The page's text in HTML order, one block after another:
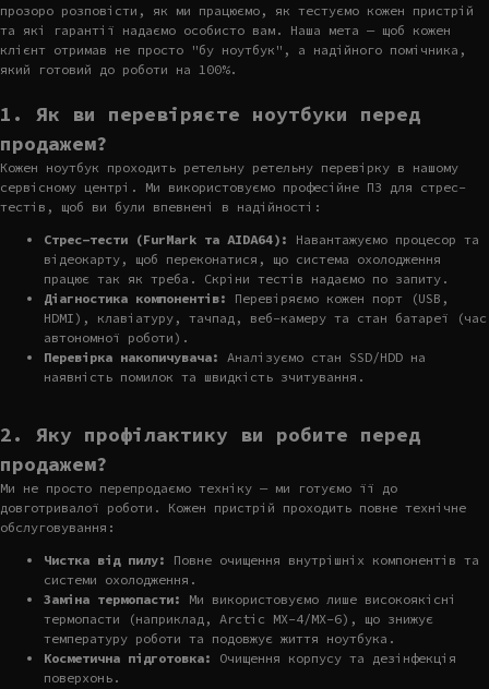
прозоро розповісти, як ми працюємо, як тестуємо кожен пристрій
та які гарантії надаємо особисто вам. Наша мета — щоб кожен
клієнт отримав не просто "бу ноутбук", а надійного помічника,
який готовий до роботи на 100%.
1. Як ви перевіряєте ноутбуки перед
продажем?
Кожен ноутбук проходить ретельну ретельну перевірку в нашому
сервісному центрі. Ми використовуємо професійне ПЗ для стрес-
тестів, щоб ви були впевнені в надійності:
Стрес-тести (FurMark та AIDA64):
Навантажуємо процесор та
відеокарту, щоб переконатися, що система охолодження
працює так як треба. Скріни тестів надаємо по запиту.
Діагностика компонентів:
Перевіряємо кожен порт (USB,
HDMI), клавіатуру, тачпад, веб-камеру та стан батареї (час
автономної роботи).
Перевірка накопичувача:
Аналізуємо стан SSD/HDD на
наявність помилок та швидкість зчитування.
2. Яку профілактику ви робите перед
продажем?
Ми не просто перепродаємо техніку — ми готуємо її до
довготривалої роботи. Кожен пристрій проходить повне технічне
обслуговування:
Чистка від пилу:
Повне очищення внутрішніх компонентів та
системи охолодження.
Заміна термопасти:
Ми використовуємо лише високоякісні
термопасти (наприклад, Arctic MX-4/MX-6), що знижує
температуру роботи та подовжує життя ноутбука.
Косметична підготовка:
Очищення корпусу та дезінфекція
поверхонь.